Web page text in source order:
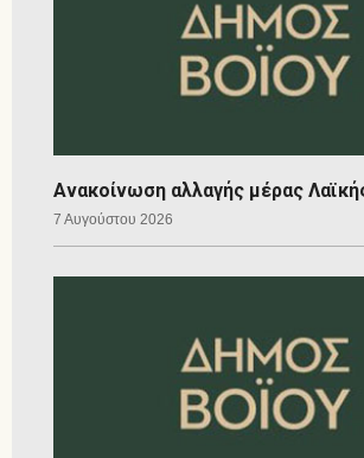
Ανακοίνωση αλλαγής μέρας
7 Αυγούστου 2026